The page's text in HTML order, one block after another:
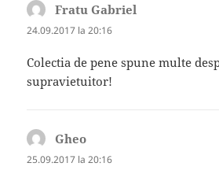
Fratu Gabriel
24.09.2017 la 20:16
Colectia de pene spune multe
supravietuitor!
Gheo
25.09.2017 la 20:16